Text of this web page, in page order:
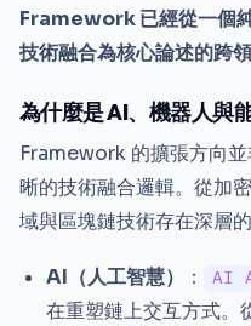
Framework 已經從一個
技術融合為核心論述的跨領
為什麼是 AI、機器人與
Framework 的擴張方向
晰的技術融合邏輯。從加
域與區塊鏈技術存在深層
AI（人工智慧） ： AI
在重塑鏈上交互方式。